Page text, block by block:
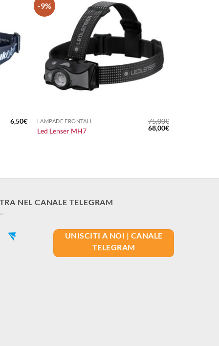
6,50€
-9%
LAMPADE FRONTALI
Led Lenser MH7
75,00€
Il
prezzo
68,00€Il
NEL CANALE TELEGRAM
UNISCITI A NOI | CANALE
TELEGRAM